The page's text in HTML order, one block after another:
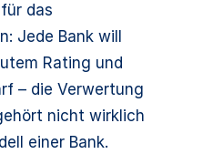
das
Jede Bank will
Rating und
– die Verwertung
nicht wirklich
einer Bank.